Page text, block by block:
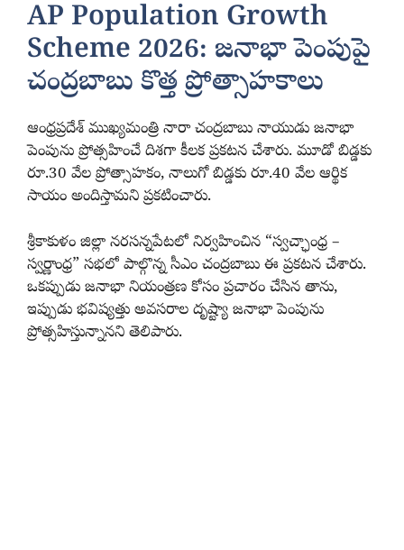
AP Population Growth
Scheme 2026: జనాభా పెంపుపై
చంద్రబాబు కొత్త ప్రోత్సాహకాలు
ఆంధ్రప్రదేశ్ ముఖ్యమంత్రి నారా చంద్రబాబు నాయుడు జనాభా
పెంపును ప్రోత్సహించే దిశగా కీలక ప్రకటన చేశారు. మూడో బిడ్డకు
రూ.30 వేల ప్రోత్సాహకం, నాలుగో బిడ్డకు రూ.40 వేల ఆర్థిక
సాయం అందిస్తామని ప్రకటించారు.
శ్రీకాకుళం జిల్లా నరసన్నపేటలో నిర్వహించిన “స్వచ్ఛాంధ్ర –
స్వర్ణాంధ్ర” సభలో పాల్గొన్న సీఎం చంద్రబాబు ఈ ప్రకటన చేశారు.
ఒకప్పుడు జనాభా నియంత్రణ కోసం ప్రచారం చేసిన తాను,
ఇప్పుడు భవిష్యత్తు అవసరాల దృష్ట్యా జనాభా పెంపును
ప్రోత్సహిస్తున్నానని తెలిపారు.